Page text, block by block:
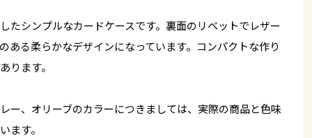
たシンプルなカードケースです。裏面のリベットでレザー
ある柔らかなデザインになっています。コンパクトな作り
ります。
ー、オリーブのカラーにつきましては、実際の商品と色味
ます。